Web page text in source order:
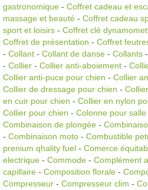
gastronomique - Coffret cadeau et
massage et beauté - Coffret cadeau
sport et loisirs - Coffret clé
Coffret de présentation - Coffret
- Collant - Collant de danse - Collants -
- Collier - Collier anti-aboiement -
Collier anti-puce pour chien - Collier
Collier de dressage pour chien -
en cuir pour chien - Collier en nylon
Collier pour chien - Colonne pour salle
Combinaison de plongée -
- Combinaison moto - Combustible
prenium qhality fuel - Comerce
electrique - Commode - Complément
capillaire - Composition florale -
Compresseur - Compresseur clim -